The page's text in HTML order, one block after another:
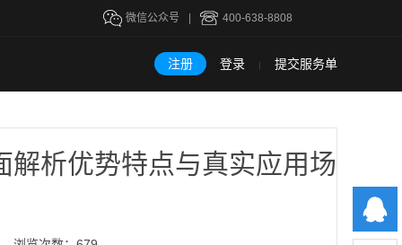
400-638-8808
微信公众号
注册 登录 | 提交服务单
析优势特点与真实应用场